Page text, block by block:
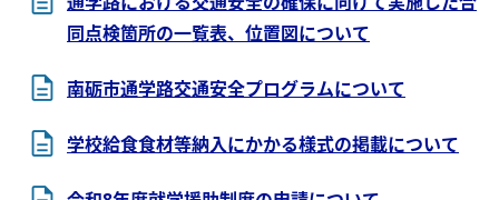
同点検箇所の一覧表、位置図について
南砺市通学路交通安全プログラムについて
学校給食食材等納入にかかる様式の掲載について